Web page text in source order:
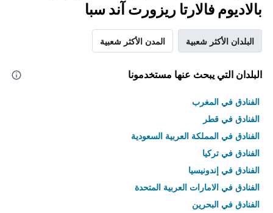
بالاديوم فالارتا ريزورت آند سبا
البلدان الأكثر شعبية المدن الأكثر شعبية
البلدان التي يبحث عنها مستخدمونا
الفنادق في المغرب
الفنادق في قطر
الفنادق في المملكة العربية السعودية
الفنادق في تركيا
الفنادق في إندونيسيا
الفنادق في الامارات العربية المتحدة
الفنادق في البحرين